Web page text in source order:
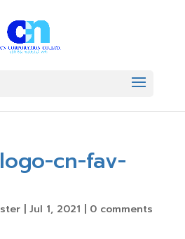
cn-fav-
| Jul 1, 2021 0 comments